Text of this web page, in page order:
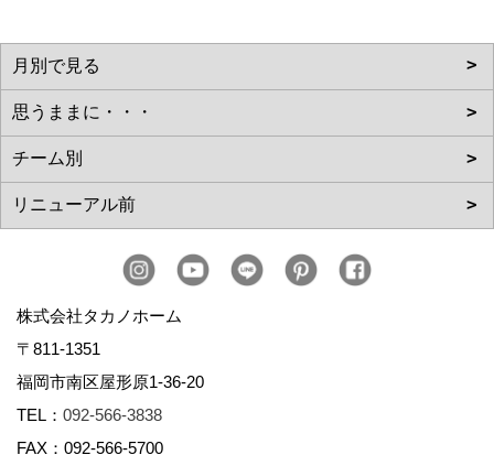
株式会社タカノホーム
〒811-1351
福岡市南区屋形原1-36-20
TEL： 092-566-3838
FAX：092-566-5700